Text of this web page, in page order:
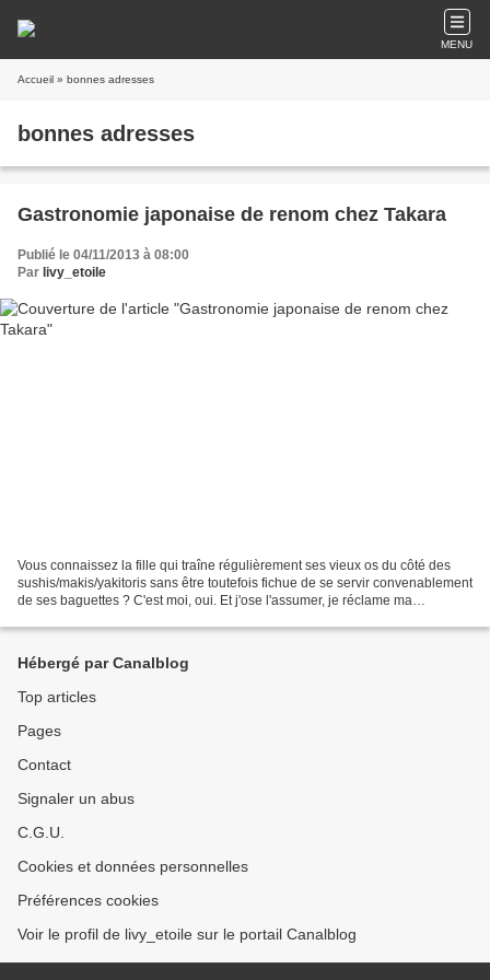
MENU
Accueil » bonnes adresses
bonnes adresses
Gastronomie japonaise de renom chez Takara
Publié le 04/11/2013 à 08:00
Par livy_etoile
Vous connaissez la fille qui traîne régulièrement ses vieux os du côté des
sushis/makis/yakitoris sans être toutefois fichue de se servir convenablement
de ses baguettes ? C'est moi, oui. Et j'ose l'assumer, je réclame ma
Hébergé par Canalblog
Top articles
Pages
Contact
Signaler un abus
C.G.U.
Cookies et données personnelles
Préférences cookies
Voir le profil de livy_etoile sur le portail Canalblog